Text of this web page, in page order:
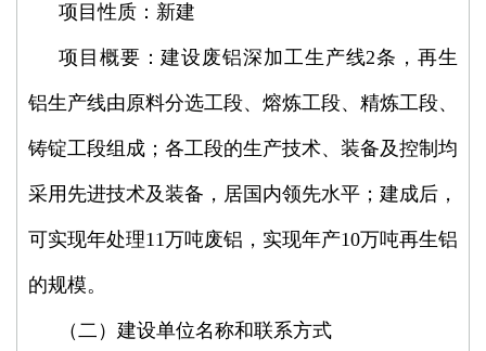
项目性质：新建
项目概要：建设废铝深加工生产线2条，再生
铝生产线由原料分选工段、熔炼工段、精炼工段、
铸锭工段组成；各工段的生产技术、装备及控制均
采用先进技术及装备，居国内领先水平；建成后，
可实现年处理11万吨废铝，实现年产10万吨再生铝
的规模。
（二）建设单位名称和联系方式